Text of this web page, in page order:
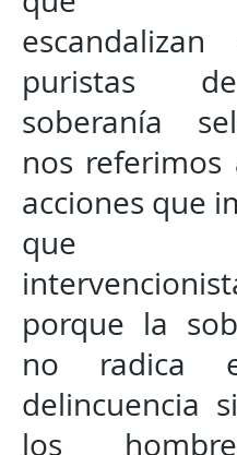
puristas
soberanía
nos referimos
acciones que
que
porque la
no radica
delincuencia
los